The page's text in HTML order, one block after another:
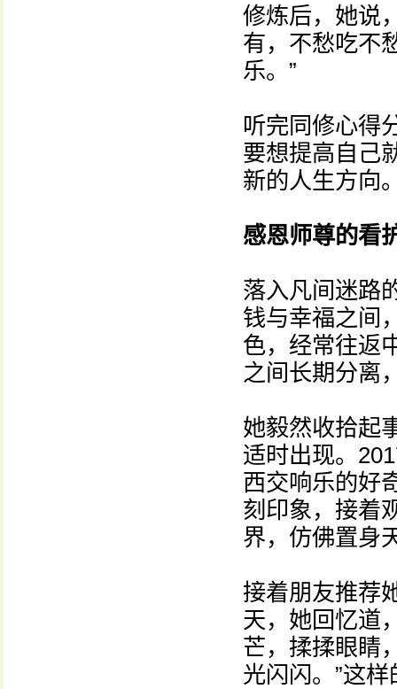
修炼后，她说
有，不愁吃不
乐。”
听完同修心得
要想提高自己
新的人生方向
感恩师尊的看
落入凡间迷路
钱与幸福之间
色，经常往返
之间长期分离
她毅然收拾起
适时出现。
西交响乐的好
刻印象，接着
界，仿佛置身
接着朋友推荐
天，她回忆道
芒，揉揉眼睛
光闪闪。”这